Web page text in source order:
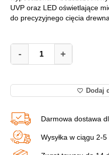
UVP oraz LED oświetlające
do precyzyjnego cięcia
Piła
Szablasta
Akumulatorowa
CR18DMA
W4Z
- +
Dodaj
Darmowa dostawa
Wysyłka w ciągu 2-